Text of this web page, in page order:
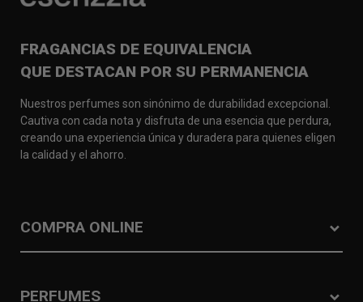
FRAGANCIAS DE EQUIVALENCIA
QUE DESTACAN POR SU PERMANENCIA
Nuestros perfumes son sinónimo de durabilidad excepcional.
Cautiva con cada nota y disfruta de una esencia que perdura,
creando una experiencia única y duradera para quienes eligen
la calidad y el ahorro.
COMPRA ONLINE
PERFUMES